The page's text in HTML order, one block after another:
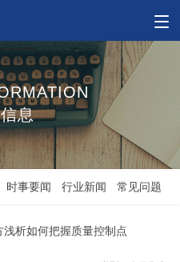
息
时事要闻 行业新闻 常见问题
析如何把握质量控制点